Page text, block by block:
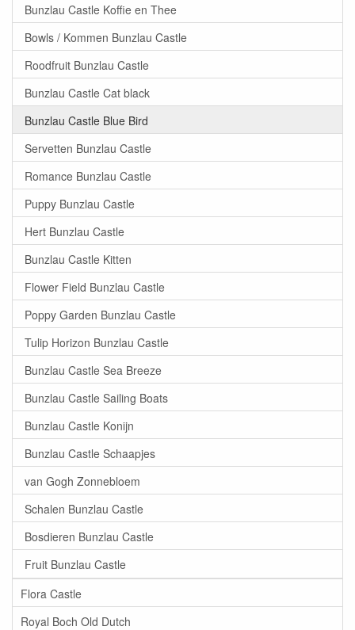
Bunzlau Castle Koffie en Thee
Bowls / Kommen Bunzlau Castle
Roodfruit Bunzlau Castle
Bunzlau Castle Cat black
Bunzlau Castle Blue Bird
Servetten Bunzlau Castle
Romance Bunzlau Castle
Puppy Bunzlau Castle
Hert Bunzlau Castle
Bunzlau Castle Kitten
Flower Field Bunzlau Castle
Poppy Garden Bunzlau Castle
Tulip Horizon Bunzlau Castle
Bunzlau Castle Sea Breeze
Bunzlau Castle Sailing Boats
Bunzlau Castle Konijn
Bunzlau Castle Schaapjes
van Gogh Zonnebloem
Schalen Bunzlau Castle
Bosdieren Bunzlau Castle
Fruit Bunzlau Castle
Flora Castle
Royal Boch Old Dutch